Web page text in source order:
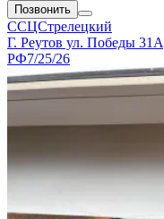
Позвонить
ССЦСтрелецкий
Г. Реутов ул. Победы
РФ7/25/26